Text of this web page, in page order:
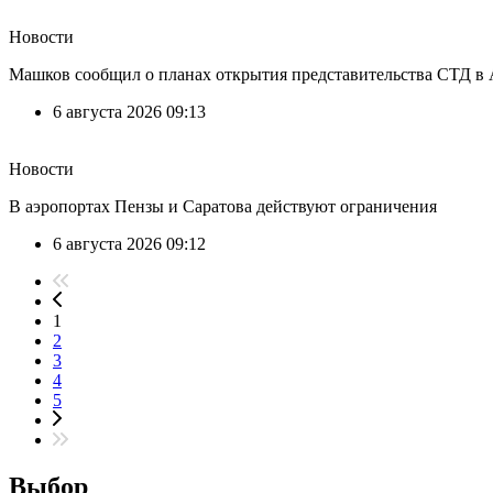
Новости
Машков сообщил о планах открытия представительства СТД в
6 августа 2026 09:13
Новости
В аэропортах Пензы и Саратова действуют ограничения
6 августа 2026 09:12
1
2
3
4
5
Выбор